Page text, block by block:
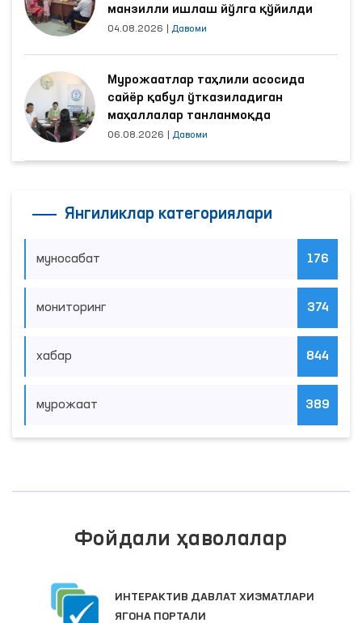
манзилли ишлаш йўлга қўйилди
04.08.2026 Давоми
Мурожаатлар таҳлили асосида
сайёр қабул ўтказиладиган
маҳаллалар танланмоқда
06.08.2026 Давоми
Янгиликлар категориялари
муносабат 176
мониторинг 374
хабар 844
мурожаат 389
Фойдали ҳаволалар
ИНТЕРАКТИВ ДАВЛАТ ХИЗМАТЛАРИ
ЯГОНА ПОРТАЛИ